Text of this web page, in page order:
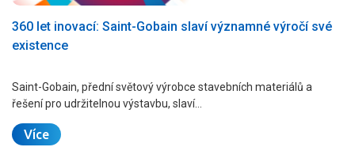
360 let inovací: Saint-Gobain slaví významné výročí své
existence
Saint-Gobain, přední světový výrobce stavebních materiálů a
řešení pro udržitelnou výstavbu, slaví…
Více